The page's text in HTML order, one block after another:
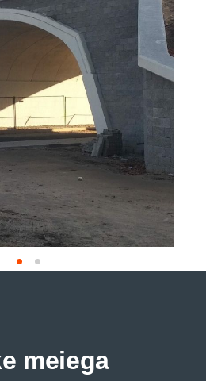
meiega